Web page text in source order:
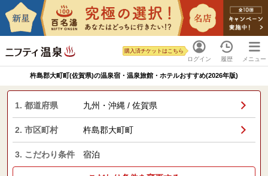
ログイン
購入済チケットはこちら
履歴 メニュー
杵島郡大町町(佐賀県)の温泉宿・温泉旅館・ホテルおすすめ(2026年版)
1. 都道府県 九州・沖縄 / 佐賀県
2. 市区町村 杵島郡大町町
3. こだわり条件 宿泊